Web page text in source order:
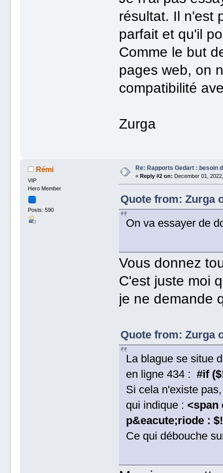
résultat. Il n'est
parfait et qu'il
Comme le but
pages web, on
compatibilité
Zurga
Rémi
VIP
Hero Member
Posts: 590
Re: Rapports Gedart : besoin
« Reply #2 on: December 01,
Quote from: Zurga
On va essayer de
Vous donnez
C'est juste moi
je ne demande
Quote from: Zurga
La blague se situe
en ligne 434 :#if
Si cela n'existe
qui indique : <span
p&eacute;riode :
Ce qui débouche